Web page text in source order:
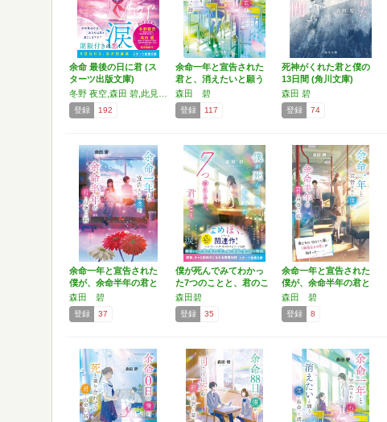
余命 最後の日に君 (ス
ターツ出版文庫)
登録 192
余命一年と宣告された
君と、消えたいと願う
僕が…
森田 碧
登録 117
死神がくれた君と僕の
13日間 (角川文庫)
森田 碧
登録 74
余命一年と宣告された
僕が、余命半年の君と
出会…
森田 碧
登録 37
僕が死んでみてわかっ
た7つのことと、君のこ
と…
森田碧
登録 35
余命一年と宣告された
僕が、余命半年の君と
出会…
森田 碧
登録 8